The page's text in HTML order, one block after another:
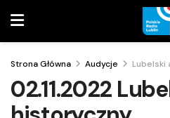
Strona Główna Audycje Lubelski
02.11.2022